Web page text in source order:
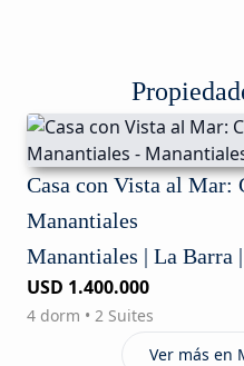
Casa con Vista al Mar:
Manantiales
Manantiales | La Barra
USD 1.400.000
4 dorm • 2 Suites
Ver más en